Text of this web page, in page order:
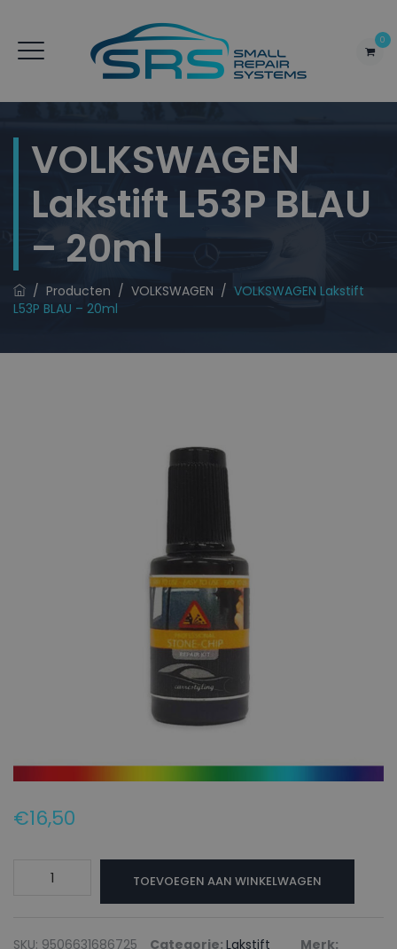
0
VOLKSWAGEN
Lakstift L53P BLAU
– 20ml
/ Producten / VOLKSWAGEN / VOLKSWAGEN Lakstift
L53P BLAU – 20ml
€16,50
VOLKSWAGEN
BLAU
TOEVOEGEN AAN WINKELWAGEN
SKU: 9506631686725 Categorie: Lakstift
Merk: